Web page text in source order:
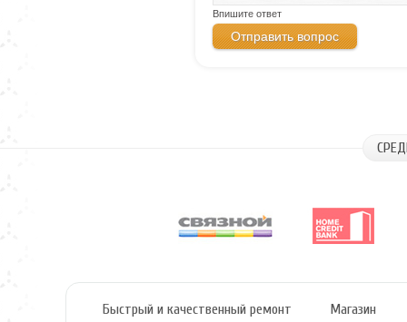
Впишите ответ
Быстрый и качественный ремонт Магазин